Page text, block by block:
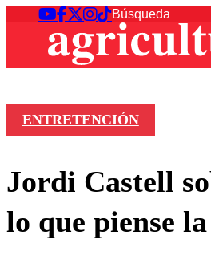
ENTRETENCIÓN
Jordi Castell
lo que piense